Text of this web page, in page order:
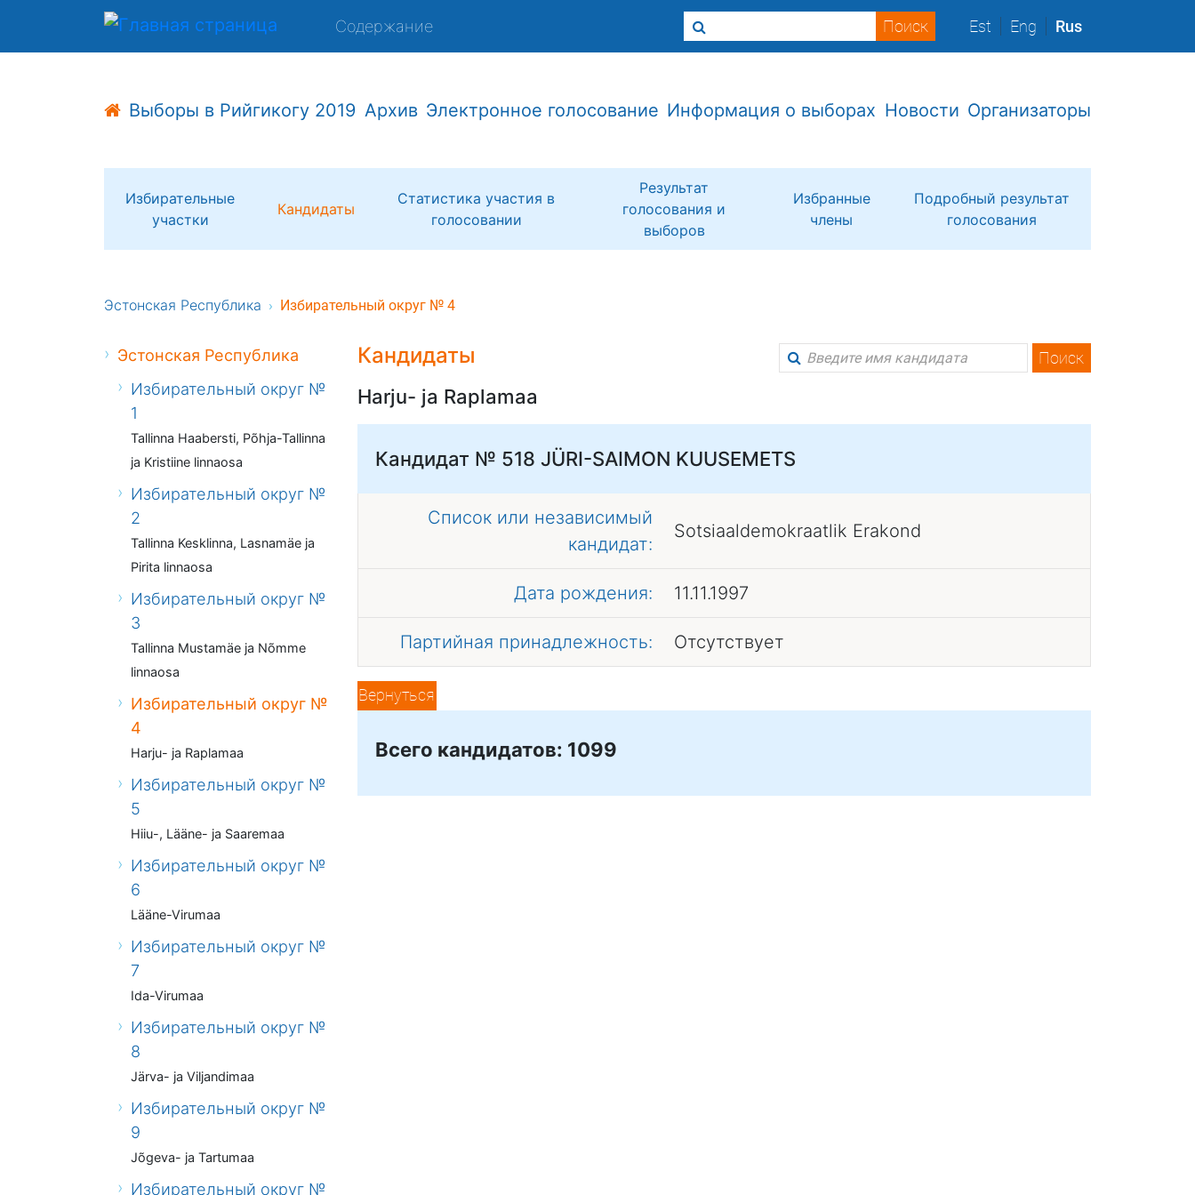
Содержание Est Eng Rus
Выборы в Рийгикогу 2019 Архив Электронное голосование Информация о выборах Новости Организаторы
Избирательные
участки
Кандидаты
Статистика участия в
голосовании
Результат
голосования и
выборов
Избранные
члены
Подробный результат
голосования
Эстонская Республика Избирательный округ № 4
Эстонская Республика
Избирательный округ №
1
Tallinna Haabersti, Põhja-Tallinna
ja Kristiine linnaosa
Избирательный округ №
2
Tallinna Kesklinna, Lasnamäe ja
Pirita linnaosa
Избирательный округ №
3
Tallinna Mustamäe ja Nõmme
linnaosa
Избирательный округ №
4
Harju- ja Raplamaa
Избирательный округ №
5
Hiiu-, Lääne- ja Saaremaa
Избирательный округ №
6
Lääne-Virumaa
Избирательный округ №
7
Ida-Virumaa
Избирательный округ №
8
Järva- ja Viljandimaa
Избирательный округ №
9
Jõgeva- ja Tartumaa
Избирательный округ №
Кандидаты Поиск
Harju- ja Raplamaa
Кандидат № 518 JÜRI-SAIMON KUUSEMETS
Список или независимый
кандидат:
Sotsiaaldemokraatlik Erakond
Дата рождения: 11.11.1997
Партийная принадлежность: Отсутствует
Вернуться
Всего кандидатов: 1099